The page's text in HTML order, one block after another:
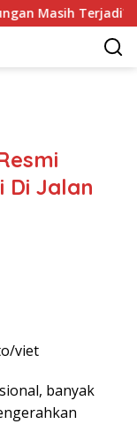
Terjadi?
Di Jalan
viet
banyak